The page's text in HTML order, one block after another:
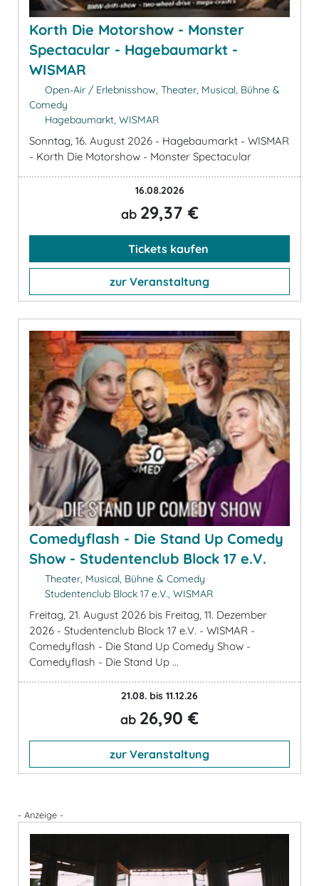
Korth Die Motorshow - Monster
Spectacular - Hagebaumarkt -
WISMAR
Open-Air / Erlebnisshow, Theater, Musical, Bühne &
Comedy
Hagebaumarkt, WISMAR
Sonntag, 16. August 2026 - Hagebaumarkt - WISMAR
- Korth Die Motorshow - Monster Spectacular
16.08.2026
ab 29,37 €
Tickets kaufen
zur Veranstaltung
Comedyflash - Die Stand Up Comedy
Show - Studentenclub Block 17 e.V.
Theater, Musical, Bühne & Comedy
Studentenclub Block 17 e.V., WISMAR
Freitag, 21. August 2026 bis Freitag, 11. Dezember
2026 - Studentenclub Block 17 e.V. - WISMAR -
Comedyflash - Die Stand Up Comedy Show -
Comedyflash - Die Stand Up ...
21.08. bis 11.12.26
ab 26,90 €
zur Veranstaltung
- Anzeige -